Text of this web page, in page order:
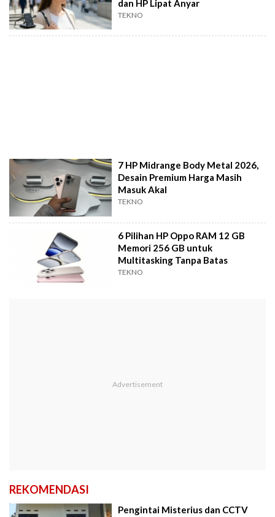
dan HP Lipat Anyar
TEKNO
7 HP Midrange Body Metal 2026,
Desain Premium Harga Masih
Masuk Akal
TEKNO
6 Pilihan HP Oppo RAM 12 GB
Memori 256 GB untuk
Multitasking Tanpa Batas
TEKNO
REKOMENDASI
Pengintai Misterius dan CCTV